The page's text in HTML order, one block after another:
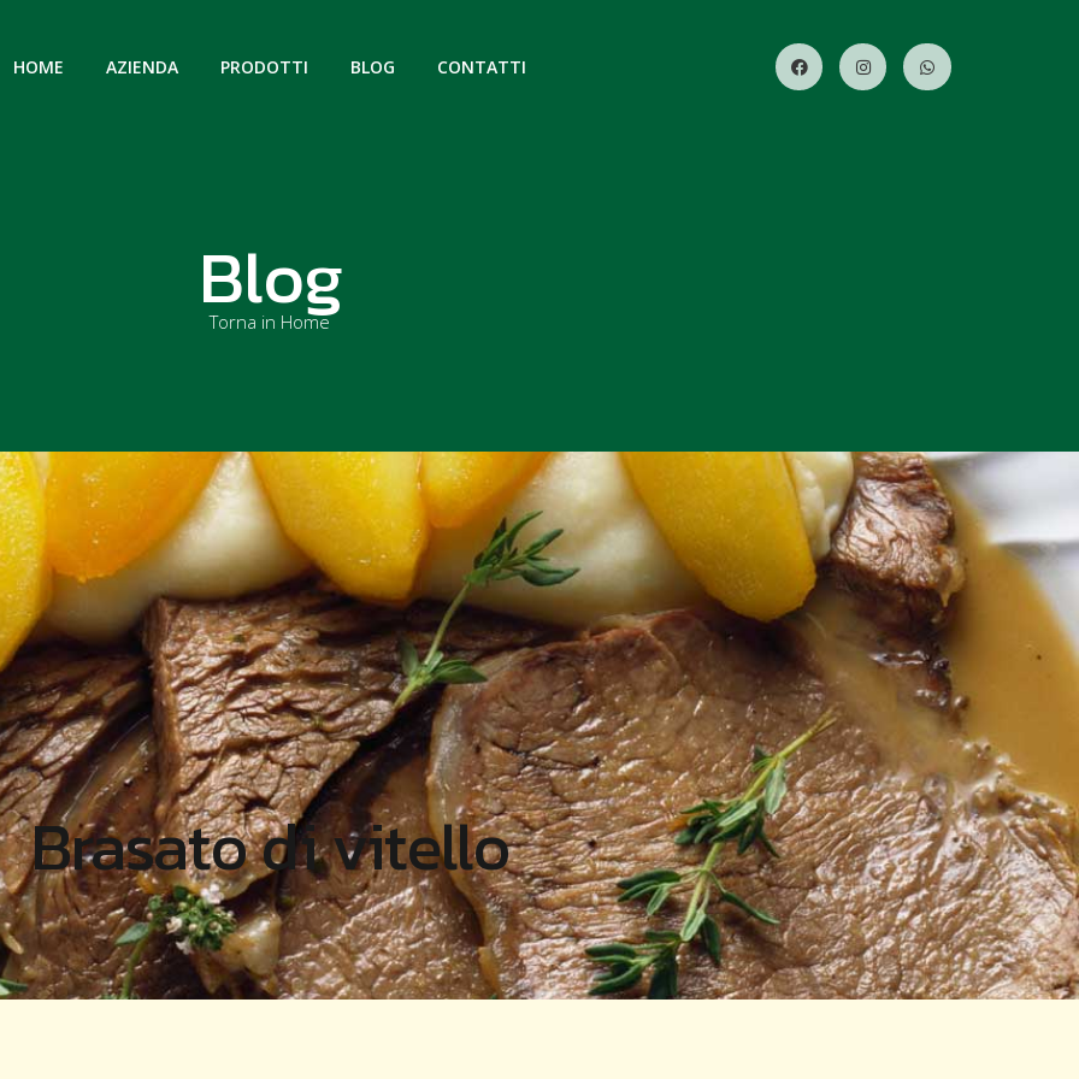
HOME AZIENDA PRODOTTI BLOG CONTATTI
Blog
Torna in Home
Brasato di vitello